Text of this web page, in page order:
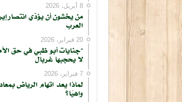
8 أبريل، 2026
من يخشون أن يؤدّي انتصار
العرب
20 فبراير، 2026
“جنايات أبو ظبي في حق
لا يحجبها غربال
7 فبراير، 2026
لماذا يعد اتهام الرياض
واهيًا؟